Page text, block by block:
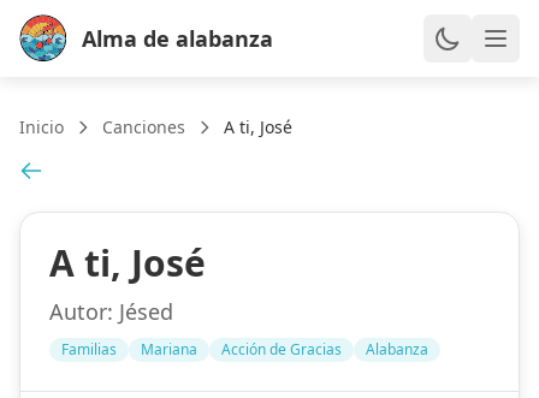
Alma de alabanza
Inicio Canciones A ti, José
A ti, José
Autor: Jésed
Familias Mariana Acción de Gracias Alabanza